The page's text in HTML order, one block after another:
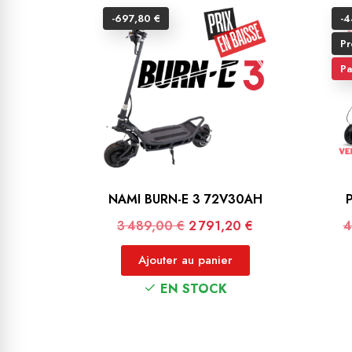
NAMI BURN-E 3 72V30AH
Prix de base
3 489,00 € Prix
2 791,20 €
Ajouter au panier
EN STOCK
-697,80 €
-